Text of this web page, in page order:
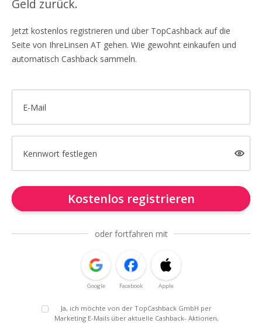
Geld zurück.
Jetzt kostenlos registrieren und über TopCashback auf die
Seite von IhreLinsen AT gehen. Wie gewohnt einkaufen und
automatisch Cashback sammeln.
E-Mail
Kennwort festlegen
Kostenlos registrieren
oder fortfahren mit
Google Facebook Apple
Ja, ich möchte von der TopCashback GmbH per
Marketing E-Mails über aktuelle Cashback- Aktionen,